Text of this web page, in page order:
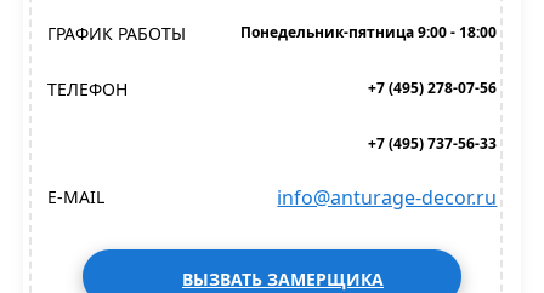
ГРАФИК РАБОТЫ Понедельник-пятница 9:00 - 18:00
ТЕЛЕФОН +7 (495) 278-07-56
+7 (495) 737-56-33
E-MAIL info@anturage-decor.ru
ВЫЗВАТЬ ЗАМЕРЩИКА